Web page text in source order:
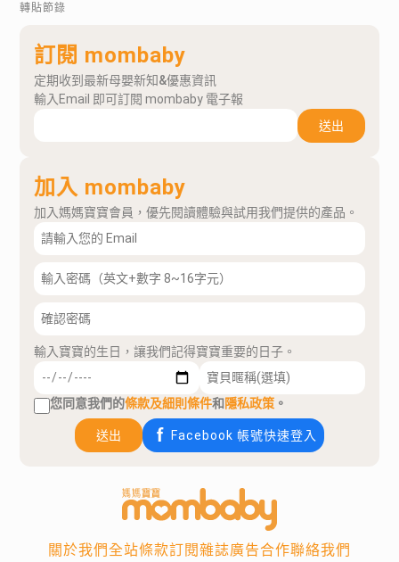
轉貼節錄
訂閱 mombaby
定期收到最新母嬰新知&優惠資訊
輸入Email 即可訂閱 mombaby 電子報
送出
加入 mombaby
加入媽媽寶寶會員，優先閱讀體驗與試用我們提供的產品。
輸入寶寶的生日，讓我們記得寶寶重要的日子。
您同意我們的條款及細則條件和隱私政策 。
送出 Facebook 帳號快速登入
關於我們全站條款訂閱雜誌廣告合作聯絡我們